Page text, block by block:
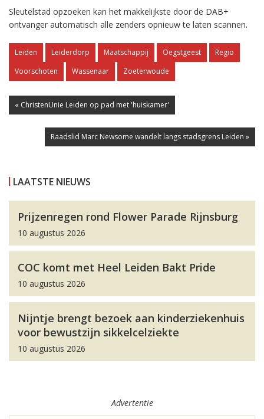
Sleutelstad opzoeken kan het makkelijkste door de DAB+
ontvanger automatisch alle zenders opnieuw te laten scannen.
Leiden Leiderdorp Maatschappij Oegstgeest
Regio
Voorschoten
Wassenaar Zoeterwoude
« ChristenUnie Leiden op pad met 'huiskamer'
Raadslid Marc Newsome wandelt langs stadsgrens Leiden »
LAATSTE NIEUWS
Prijzenregen rond Flower Parade Rijnsburg
10 augustus 2026
COC komt met Heel Leiden Bakt Pride
10 augustus 2026
Nijntje brengt bezoek aan kinderziekenhuis
voor bewustzijn sikkelcelziekte
10 augustus 2026
Advertentie